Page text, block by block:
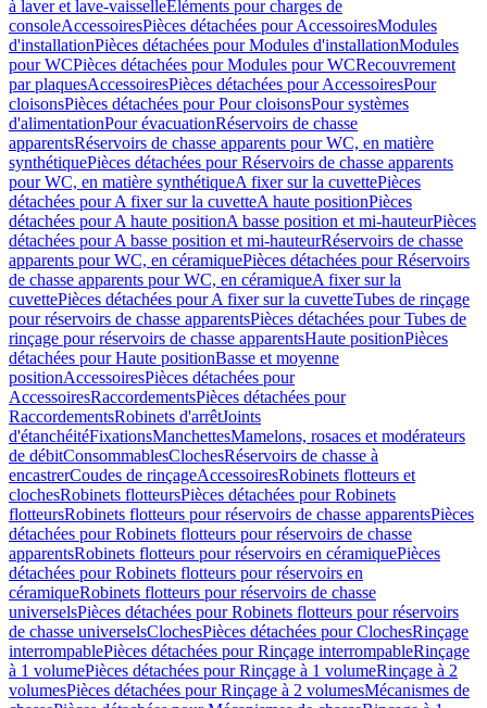
à laver et lave-vaisselleEléments pour charges de
consoleAccessoiresPièces détachées pour AccessoiresModules
d'installationPièces détachées pour Modules d'installationModules
pour WCPièces détachées pour Modules pour WCRecouvrement
par plaquesAccessoiresPièces détachées pour AccessoiresPour
cloisonsPièces détachées pour Pour cloisonsPour systèmes
d'alimentationPour évacuationRéservoirs de chasse
apparentsRéservoirs de chasse apparents pour WC, en matière
synthétiquePièces détachées pour Réservoirs de chasse apparents
pour WC, en matière synthétiqueA fixer sur la cuvettePièces
détachées pour A fixer sur la cuvetteA haute positionPièces
détachées pour A haute positionA basse position et mi-hauteurPièces
détachées pour A basse position et mi-hauteurRéservoirs de chasse
apparents pour WC, en céramiquePièces détachées pour Réservoirs
de chasse apparents pour WC, en céramiqueA fixer sur la
cuvettePièces détachées pour A fixer sur la cuvetteTubes de rinçage
pour réservoirs de chasse apparentsPièces détachées pour Tubes de
rinçage pour réservoirs de chasse apparentsHaute positionPièces
détachées pour Haute positionBasse et moyenne
positionAccessoiresPièces détachées pour
AccessoiresRaccordementsPièces détachées pour
RaccordementsRobinets d'arrêtJoints
d'étanchéitéFixationsManchettesMamelons, rosaces et modérateurs
de débitConsommablesClochesRéservoirs de chasse à
encastrerCoudes de rinçageAccessoiresRobinets flotteurs et
clochesRobinets flotteursPièces détachées pour Robinets
flotteursRobinets flotteurs pour réservoirs de chasse apparentsPièces
détachées pour Robinets flotteurs pour réservoirs de chasse
apparentsRobinets flotteurs pour réservoirs en céramiquePièces
détachées pour Robinets flotteurs pour réservoirs en
céramiqueRobinets flotteurs pour réservoirs de chasse
universelsPièces détachées pour Robinets flotteurs pour réservoirs
de chasse universelsClochesPièces détachées pour ClochesRinçage
interrompablePièces détachées pour Rinçage interrompableRinçage
à 1 volumePièces détachées pour Rinçage à 1 volumeRinçage à 2
volumesPièces détachées pour Rinçage à 2 volumesMécanismes de